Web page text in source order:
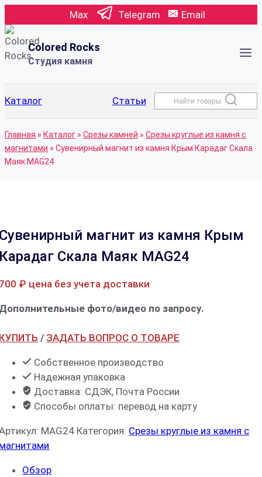
к
содержимому
Max Telegram Email
Colored Rocks
Студия камня
Каталог Статьи Найти товары
Главная » Каталог » Срезы камней » Срезы круглые из камня с
магнитами » Сувенирный магнит из камня Крым Карадаг Скала
Маяк MAG24
магнит из камня Крым
Скала Маяк MAG24
₽ цена без учета доставки
фото/видео по запросу.
/ ЗАДАТЬ ВОПРОС О ТОВАРЕ
Собственное производство
Надежная упаковка
Доставка: СДЭК, Почта России
Способы оплаты: перевод на карту
MAG24 Категория: Срезы круглые из камня с
Обзор